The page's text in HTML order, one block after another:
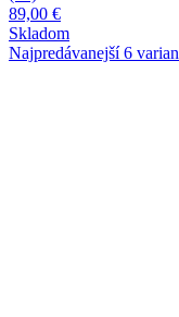
89,00 €
Skladom
Najpredávanejší 6